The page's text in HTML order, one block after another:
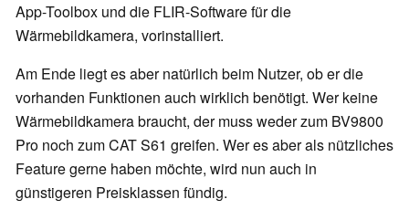
App-Toolbox und die FLIR-Software für die
Wärmebildkamera, vorinstalliert.
Am Ende liegt es aber natürlich beim Nutzer, ob er die
vorhanden Funktionen auch wirklich benötigt. Wer keine
Wärmebildkamera braucht, der muss weder zum BV9800
Pro noch zum CAT S61 greifen. Wer es aber als nützliches
Feature gerne haben möchte, wird nun auch in
günstigeren Preisklassen fündig.